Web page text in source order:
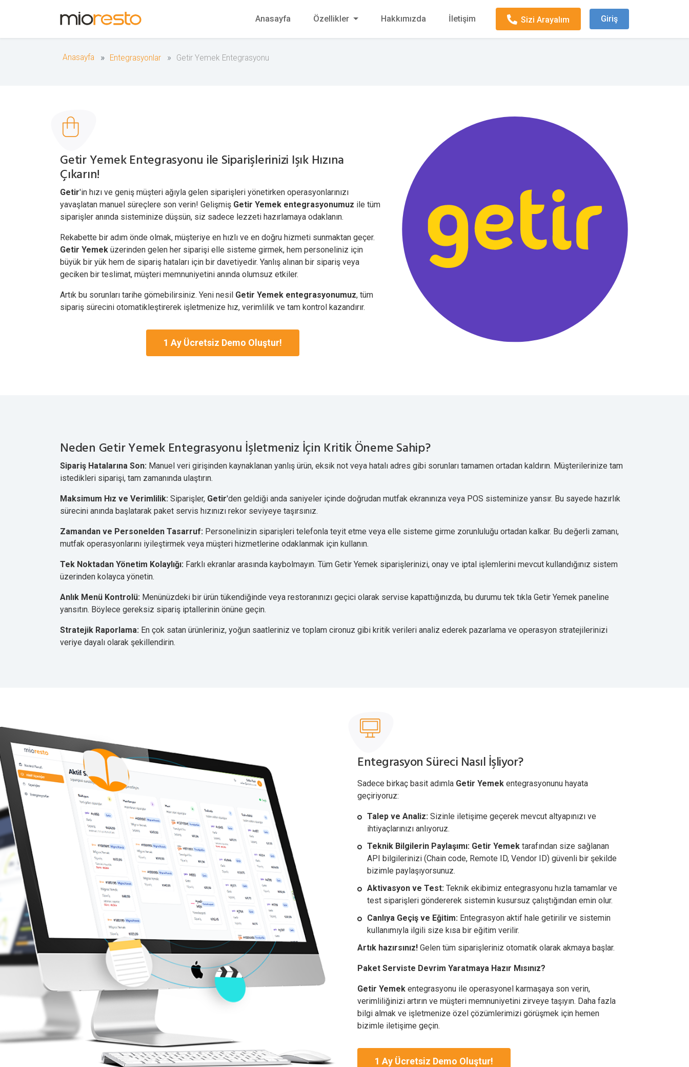
Anasayfa Özellikler Hakkımızda İletişim Sizi Arayalım Giriş
Anasayfa Entegrasyonlar Getir Yemek Entegrasyonu
Getir Yemek Entegrasyonu ile Siparişlerinizi Işık Hızına
Çıkarın!
Getir'in hızı ve geniş müşteri ağıyla gelen siparişleri yönetirken operasyonlarınızı
yavaşlatan manuel süreçlere son verin! Gelişmiş Getir Yemek entegrasyonumuz ile tüm
siparişler anında sisteminize düşsün, siz sadece lezzeti hazırlamaya odaklanın.
Rekabette bir adım önde olmak, müşteriye en hızlı ve en doğru hizmeti sunmaktan geçer.
Getir Yemek üzerinden gelen her siparişi elle sisteme girmek, hem personeliniz için
büyük bir yük hem de sipariş hataları için bir davetiyedir. Yanlış alınan bir sipariş veya
geciken bir teslimat, müşteri memnuniyetini anında olumsuz etkiler.
Artık bu sorunları tarihe gömebilirsiniz. Yeni nesil Getir Yemek entegrasyonumuz, tüm
sipariş sürecini otomatikleştirerek işletmenize hız, verimlilik ve tam kontrol kazandırır.
1 Ay Ücretsiz Demo Oluştur!
Neden Getir Yemek Entegrasyonu İşletmeniz İçin Kritik Öneme Sahip?
Sipariş Hatalarına Son: Manuel veri girişinden kaynaklanan yanlış ürün, eksik not veya hatalı adres gibi sorunları tamamen ortadan kaldırın. Müşterilerinize tam
istedikleri siparişi, tam zamanında ulaştırın.
Maksimum Hız ve Verimlilik: Siparişler, Getir'den geldiği anda saniyeler içinde doğrudan mutfak ekranınıza veya POS sisteminize yansır. Bu sayede hazırlık
sürecini anında başlatarak paket servis hızınızı rekor seviyeye taşırsınız.
Zamandan ve Personelden Tasarruf: Personelinizin siparişleri telefonla teyit etme veya elle sisteme girme zorunluluğu ortadan kalkar. Bu değerli zamanı,
mutfak operasyonlarını iyileştirmek veya müşteri hizmetlerine odaklanmak için kullanın.
Tek Noktadan Yönetim Kolaylığı: Farklı ekranlar arasında kaybolmayın. Tüm Getir Yemek siparişlerinizi, onay ve iptal işlemlerini mevcut kullandığınız sistem
üzerinden kolayca yönetin.
Anlık Menü Kontrolü: Menünüzdeki bir ürün tükendiğinde veya restoranınızı geçici olarak servise kapattığınızda, bu durumu tek tıkla Getir Yemek paneline
yansıtın. Böylece gereksiz sipariş iptallerinin önüne geçin.
Stratejik Raporlama: En çok satan ürünleriniz, yoğun saatleriniz ve toplam cironuz gibi kritik verileri analiz ederek pazarlama ve operasyon stratejilerinizi
veriye dayalı olarak şekillendirin.
Entegrasyon Süreci Nasıl İşliyor?
Sadece birkaç basit adımla Getir Yemek entegrasyonunu hayata
geçiriyoruz:
Talep ve Analiz: Sizinle iletişime geçerek mevcut altyapınızı ve
ihtiyaçlarınızı anlıyoruz.
Teknik Bilgilerin Paylaşımı: Getir Yemek tarafından size sağlanan
API bilgilerinizi (Chain code, Remote ID, Vendor ID) güvenli bir şekilde
bizimle paylaşıyorsunuz.
Aktivasyon ve Test: Teknik ekibimiz entegrasyonu hızla tamamlar ve
test siparişleri göndererek sistemin kusursuz çalıştığından emin olur.
Canlıya Geçiş ve Eğitim: Entegrasyon aktif hale getirilir ve sistemin
kullanımıyla ilgili size kısa bir eğitim verilir.
Artık hazırsınız! Gelen tüm siparişleriniz otomatik olarak akmaya başlar.
Paket Serviste Devrim Yaratmaya Hazır Mısınız?
Getir Yemek entegrasyonu ile operasyonel karmaşaya son verin,
verimliliğinizi artırın ve müşteri memnuniyetini zirveye taşıyın. Daha fazla
bilgi almak ve işletmenize özel çözümlerimizi görüşmek için hemen
bizimle iletişime geçin.
1 Ay Ücretsiz Demo Oluştur!